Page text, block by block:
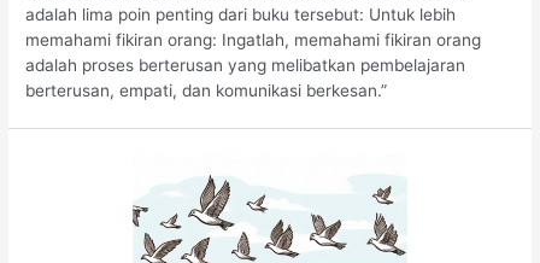
adalah lima poin penting dari buku tersebut: Untuk lebih
memahami fikiran orang: Ingatlah, memahami fikiran orang
adalah proses berterusan yang melibatkan pembelajaran
berterusan, empati, dan komunikasi berkesan.”